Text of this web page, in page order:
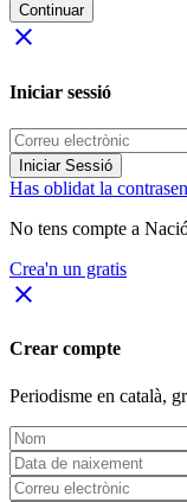
Continuar
close
Iniciar sessió
Iniciar Sessió
Has oblidat la
No tens compte a
Crea'n un gratis
close
Crear compte
Periodisme en català,